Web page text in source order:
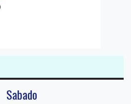
Sabado